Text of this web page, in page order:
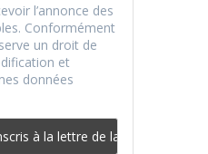
l’annonce des
Conformément
un droit de
et
données